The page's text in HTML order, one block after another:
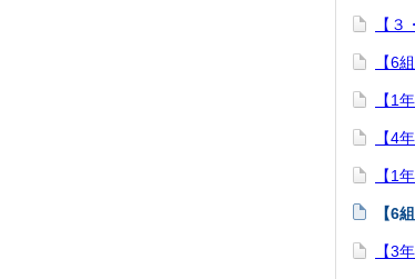
【
【6
【1
【4
【1
【6
【3